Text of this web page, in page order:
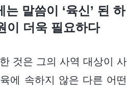
말씀이 ‘육신’ 된 하
이 더욱 필요하다
것은 그의 사역 대상이 사
에 속하지 않은 다른 어떤